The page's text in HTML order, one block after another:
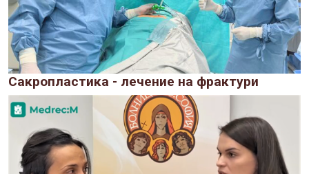
Сакропластика - лечение на фрактури